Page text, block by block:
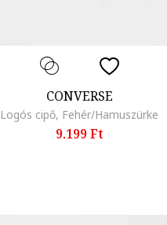
CONVERSE
Logós cipő, Fehér/Hamuszürke
9.199 Ft